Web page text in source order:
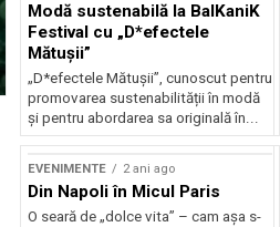
Modă sustenabilă la BalKaniK
Festival cu „D*efectele
Mătușii”
„D*efectele Mătușii”, cunoscut pentru
promovarea sustenabilității în modă
și pentru abordarea sa originală în...
EVENIMENTE 2 ani ago
Din Napoli în Micul Paris
O seară de „dolce vita” – cam așa s-